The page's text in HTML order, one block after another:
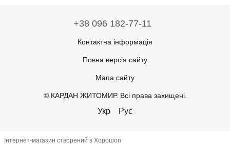
+38 096 182-77-11
Контактна інформація
Повна версія сайту
Мапа сайту
© КАРДАН ЖИТОМИР. Всі права захищені.
Укр Рус
Інтернет-магазин створений з Хорошоп